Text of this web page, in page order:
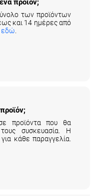
προϊόν;
των προϊόντων
και 14 ημέρες από
εδώ
προϊόντα που θα
συσκευασία. Η
κάθε παραγγελία.